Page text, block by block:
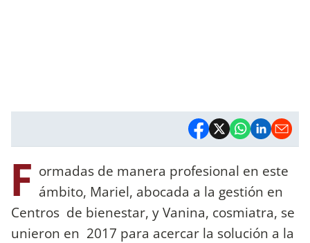
F ormadas de manera profesional en este
ámbito, Mariel, abocada a la gestión en
Centros de bienestar, y Vanina, cosmiatra, se
unieron en 2017 para acercar la solución a la